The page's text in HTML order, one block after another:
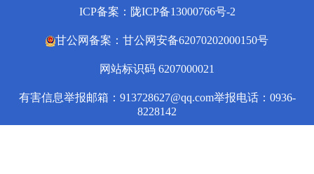
ICP备案：陇ICP备13000766号-2
甘公网备案：甘公网安备62070202000150号
网站标识码 6207000021
有害信息举报邮箱：913728627@qq.com举报电话：0936-
8228142